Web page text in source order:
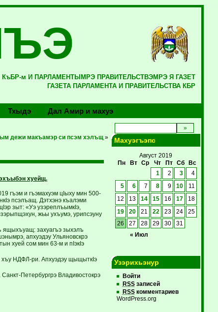
КъБР-м И ПАРЛАМЕНТЫМРЭ ПРАВИТЕЛЬСТВЭМРЭ Я ГАЗЕТ
ГАЗЕТА ПАРЛАМЕНТА И ПРАВИТЕЛЬСТВА КБР
Тхыдэ Дал Амир и махуэ
дежи макъамэр си псэм хэлъщ»
хуейщ.
гъэм и гъэмахуэм цIыху мин 500-
псэлъащ. Дэтхэнэ къалэми
зыт: «Уэ узэреплъымкIэ,
жьы ухъумэ, урипсэуну
ящыхъуащ: захуагъэ зыхэлъ
апхуэдэу Ульяновскрэ
хуей сом мин 63-м и пIэкIэ
хъу НДФЛ-ри. Апхуэдэу щыщыткIэ
Петербургрэ Владивостокрэ
Махуэгъэпс
Август 2019
Пн
Вт Ср Чт Пт Сб Вс
« Июл
1 2 3 4
5 6 7 8 9 10 11
12 13 14 15 16 17 18
19 20 21 22 23 24
25
26
27 28 29 30 31
Узэрихьэнур
Войти
RSSзаписей
RSSкомментариев
WordPress.org